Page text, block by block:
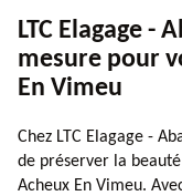
LTC Elagage -
mesure pour
En Vimeu
Chez LTC Elagage -
de préserver la
Acheux En Vimeu.